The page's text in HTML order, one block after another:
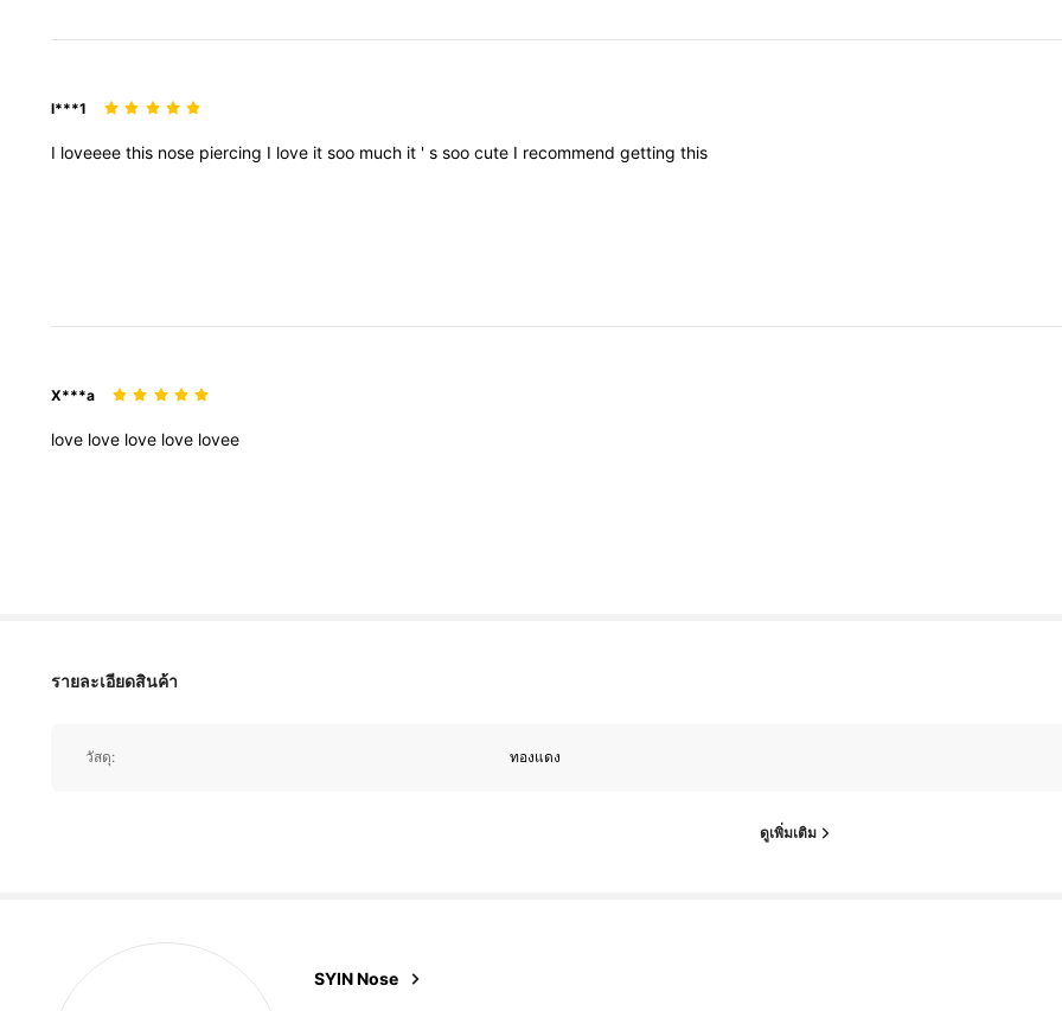
l***1
I loveeee this nose piercing I love it soo much it ' s soo cute I recommend getting this
X***a
love love love love lovee
รายละเอียดสินค้า
วัสดุ: ทองแดง
ดูเพิ่มเติม
SYIN Nose
4.88